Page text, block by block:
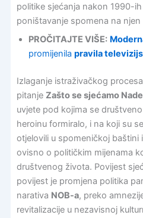
politike sjećanja nakon 1990-
poništavanje spomena na njen
PROČITAJTE VIŠE:
promijenila pravila
Izlaganje istraživačkog
pitanje Zašto se sjećamo
uvjete pod kojima se
heroinu formiralo, i na koji su
otjelovili u spomeničkoj baštini
ovisno o političkim mijenama
društvenog života. Povijest
povijest je promjena politika
narativa NOB-a, preko
revitalizacije u nezavisnoj